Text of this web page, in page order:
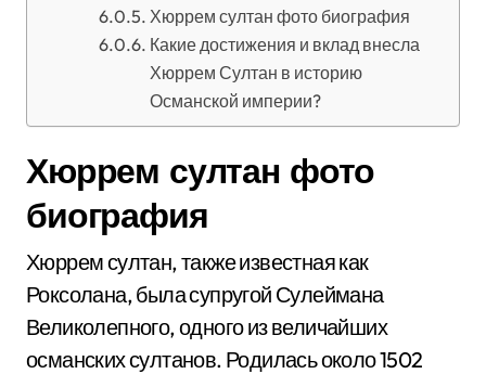
Хюррем султан фото биография
Какие достижения и вклад внесла
Хюррем Султан в историю
Османской империи?
Хюррем султан фото
биография
Хюррем султан, также известная как
Роксолана, была супругой Сулеймана
Великолепного, одного из величайших
османских султанов. Родилась около 1502